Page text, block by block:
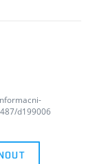
d199006